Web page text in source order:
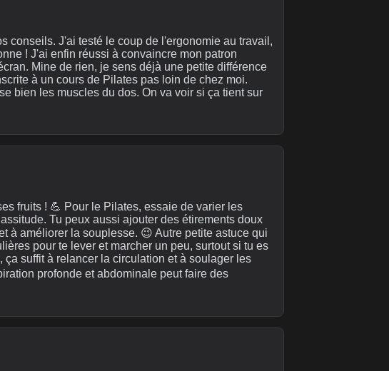
conseils. J'ai testé le coup de l'ergonomie au travail,
! J'ai enfin réussi à convaincre mon patron
Mine de rien, je sens déjà une petite différence
à un cours de Pilates pas loin de chez moi.
bien les muscles du dos. On va voir si ça tient sur
fruits ! 💪 Pour le Pilates, essaie de varier les
Tu peux aussi ajouter des étirements doux
à améliorer la souplesse. 😉 Autre petite astuce qui
pour te lever et marcher un peu, surtout si tu es
suffit à relancer la circulation et à soulager les
profonde et abdominale peut faire des